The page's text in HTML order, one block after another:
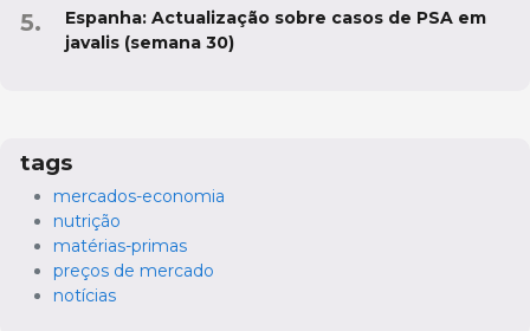
Espanha: Actualização sobre casos de PSA em
javalis (semana 30)
tags
mercados-economia
nutrição
matérias-primas
preços de mercado
notícias